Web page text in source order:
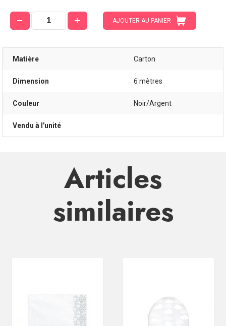
AJOUTER AU PANIER
Matière Carton
Dimension 6 mètres
Couleur Noir/Argent
Vendu à l'unité
Articles
similaires